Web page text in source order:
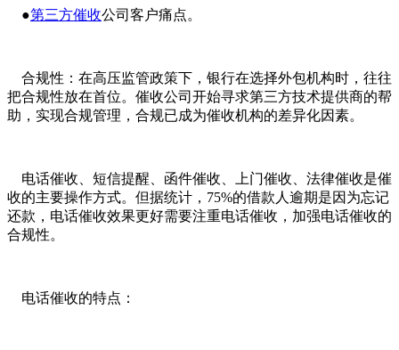
●第三方催收公司客户痛点。
合规性：在高压监管政策下，银行在选择外包机构时，往往
把合规性放在首位。催收公司开始寻求第三方技术提供商的帮
助，实现合规管理，合规已成为催收机构的差异化因素。
电话催收、短信提醒、函件催收、上门催收、法律催收是催
收的主要操作方式。但据统计， 75%的借款人逾期是因为忘记
还款，电话催收效果更好需要注重电话催收，加强电话催收的
合规性。
电话催收的特点：